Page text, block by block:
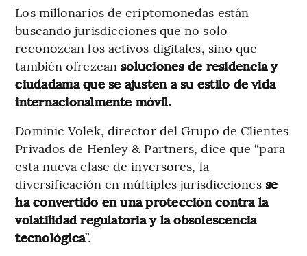
Los millonarios de criptomonedas están
buscando jurisdicciones que no solo
reconozcan los activos digitales, sino que
también ofrezcan soluciones de residencia y
ciudadanía que se ajusten a su estilo de vida
internacionalmente móvil.
Dominic Volek, director del Grupo de Clientes
Privados de Henley & Partners, dice que “para
esta nueva clase de inversores, la
diversificación en múltiples jurisdicciones se
ha convertido en una protección contra la
volatilidad regulatoria y la obsolescencia
tecnológica”.